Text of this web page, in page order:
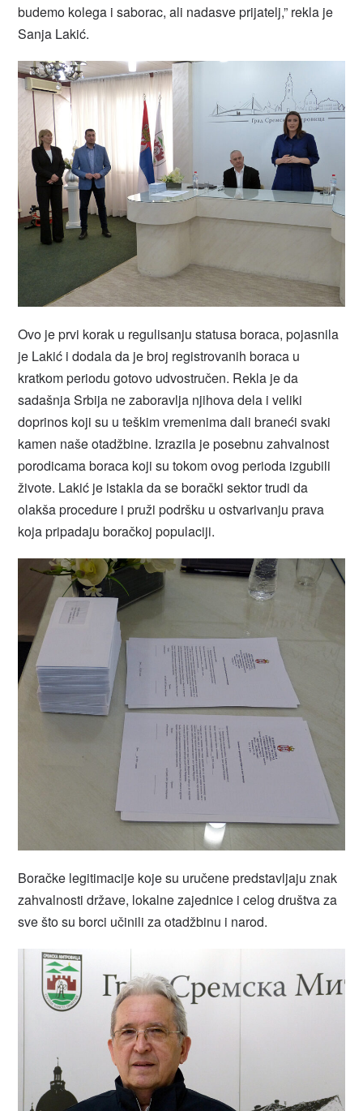
budemo kolega i saborac, ali nadasve prijatelj,” rekla je
Sanja Lakić.
Ovo je prvi korak u regulisanju statusa boraca, pojasnila
je Lakić i dodala da je broj registrovanih boraca u
kratkom periodu gotovo udvostručen. Rekla je da
sadašnja Srbija ne zaboravlja njihova dela i veliki
doprinos koji su u teškim vremenima dali braneći svaki
kamen naše otadžbine. Izrazila je posebnu zahvalnost
porodicama boraca koji su tokom ovog perioda izgubili
živote. Lakić je istakla da se borački sektor trudi da
olakša procedure i pruži podršku u ostvarivanju prava
koja pripadaju boračkoj populaciji.
Boračke legitimacije koje su uručene predstavljaju znak
zahvalnosti države, lokalne zajednice i celog društva za
sve što su borci učinili za otadžbinu i narod.